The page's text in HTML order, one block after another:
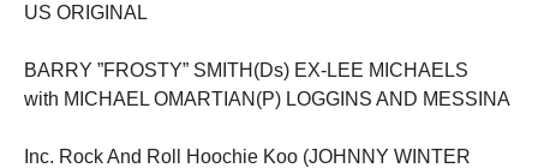
US ORIGINAL
BARRY ”FROSTY” SMITH(Ds) EX-LEE MICHAELS
with MICHAEL OMARTIAN(P) LOGGINS AND MESSINA
Inc. Rock And Roll Hoochie Koo (JOHNNY WINTER